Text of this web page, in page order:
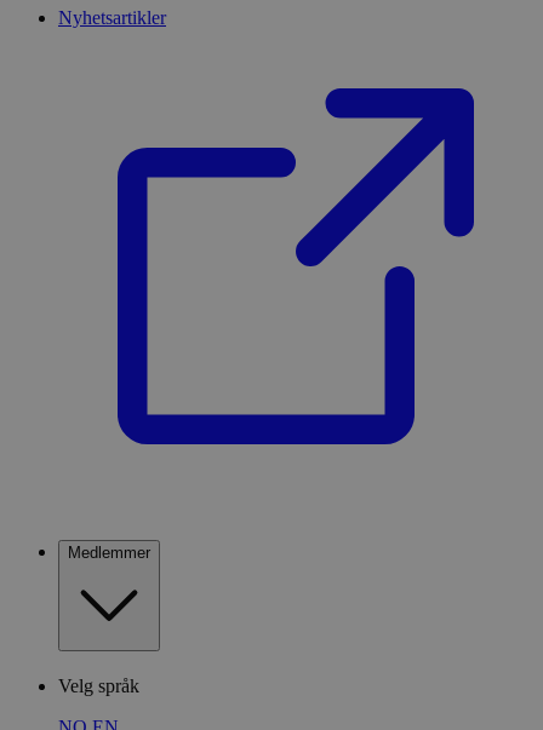
Nyhetsartikler
Medlemmer
Velg språk